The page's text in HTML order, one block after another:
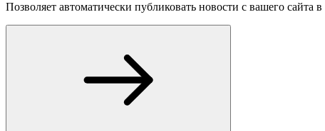
Позволяет автоматически публиковать новости с вашего сайта